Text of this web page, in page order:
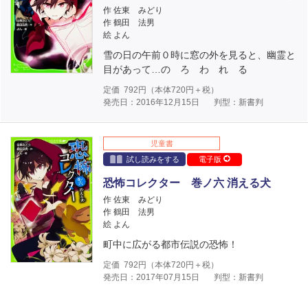
作 佐東 みどり
作 鶴田 法男
絵 よん
雪の日の午前０時に窓の外を見ると、幽霊と
目があって…の ろ わ れ る
定価 792 円（本体720円＋税）
発売日：2016年12月15日
判型：新書判
児童書
試し読みをする
電子版
恐怖コレクター 巻ノ六 消える犬
作 佐東 みどり
作 鶴田 法男
絵 よん
町中に広がる都市伝説の恐怖！
定価 792 円（本体720円＋税）
発売日：2017年07月15日
判型：新書判